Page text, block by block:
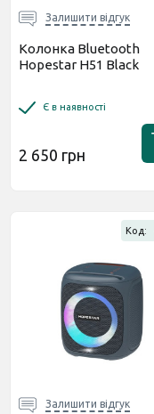
Залишити відгук
Колонка Bluetooth
Hopestar H51 Black
Є в наявності
2 650 грн
Код:
Залишити відгук